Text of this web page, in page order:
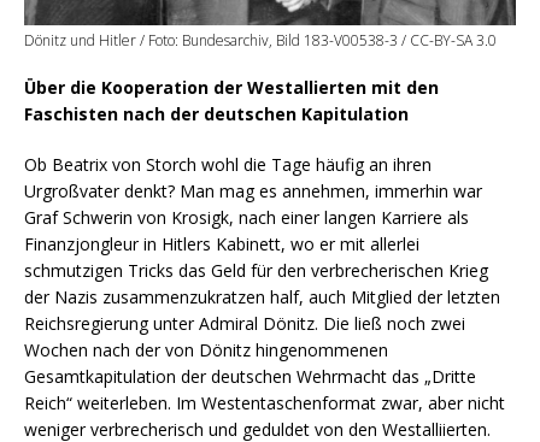
Dönitz und Hitler / Foto: Bundesarchiv, Bild 183-V00538-3 / CC-BY-SA 3.0
Über die Kooperation der Westallierten mit den
Faschisten nach der deutschen Kapitulation
Ob Beatrix von Storch wohl die Tage häufig an ihren
Urgroßvater denkt? Man mag es annehmen, immerhin war
Graf Schwerin von Krosigk, nach einer langen Karriere als
Finanzjongleur in Hitlers Kabinett, wo er mit allerlei
schmutzigen Tricks das Geld für den verbrecherischen Krieg
der Nazis zusammenzukratzen half, auch Mitglied der letzten
Reichsregierung unter Admiral Dönitz. Die ließ noch zwei
Wochen nach der von Dönitz hingenommenen
Gesamtkapitulation der deutschen Wehrmacht das „Dritte
Reich“ weiterleben. Im Westentaschenformat zwar, aber nicht
weniger verbrecherisch und geduldet von den Westalliierten.